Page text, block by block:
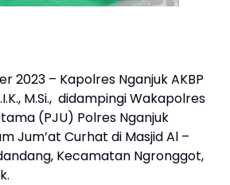
2023 – Kapolres Nganjuk AKBP
M.Si., didampingi Wakapolres
(PJU) Polres Nganjuk
Jum’at Curhat di Masjid Al –
Kecamatan Ngronggot,